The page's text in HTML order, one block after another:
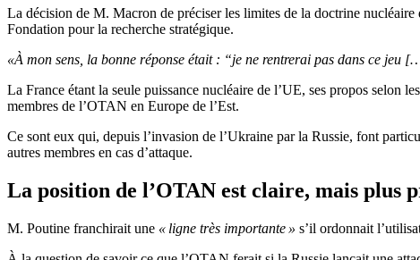
La décision de M. Macron de préciser les limites de la doctrine
Fondation pour la recherche stratégique.
«À mon sens, la bonne réponse était : “je ne rentrerai pas dans ce
La France étant la seule puissance nucléaire de l’UE, ses propos selon
membres de l’OTAN en Europe de l’Est.
Ce sont eux qui, depuis l’invasion de l’Ukraine par la Russie, font
autres membres en cas d’attaque.
La position de l’OTAN est claire, mais plus
M. Poutine franchirait une « ligne très importante » s’il ordonnait